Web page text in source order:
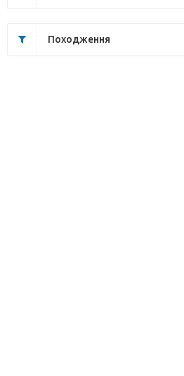
Походження